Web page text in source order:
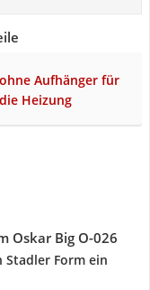
ohne Aufhänger für
die Heizung
Oskar Big O-026
Form ein